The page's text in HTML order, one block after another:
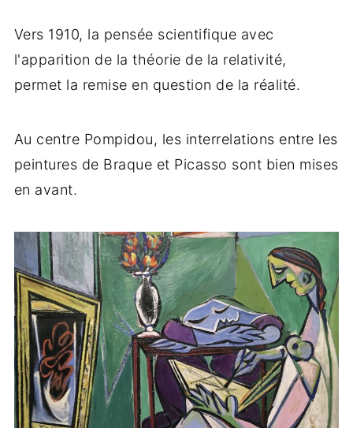
Vers 1910, la pensée scientifique avec
l'apparition de la théorie de la relativité,
permet la remise en question de la réalité.
Au centre Pompidou, les interrelations entre les
peintures de Braque et Picasso sont bien mises
en avant.